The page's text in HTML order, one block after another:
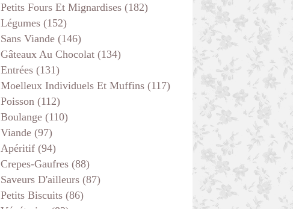
Petits Fours Et Mignardises (182)
Légumes (152)
Sans Viande (146)
Gâteaux Au Chocolat (134)
Entrées (131)
Moelleux Individuels Et Muffins (117)
Poisson (112)
Boulange (110)
Viande (97)
Apéritif (94)
Crepes-Gaufres (88)
Saveurs D'ailleurs (87)
Petits Biscuits (86)